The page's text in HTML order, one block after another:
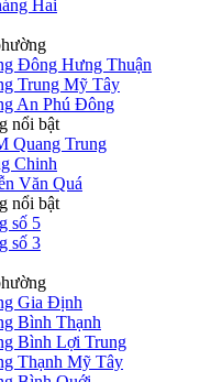
Hai
Đông Hưng Thuận
Trung Mỹ Tây
An Phú Đông
nổi bật
Quang Trung
Chinh
Văn Quá
nổi bật
số 5
số 3
Gia Định
Bình Thạnh
Bình Lợi Trung
Thạnh Mỹ Tây